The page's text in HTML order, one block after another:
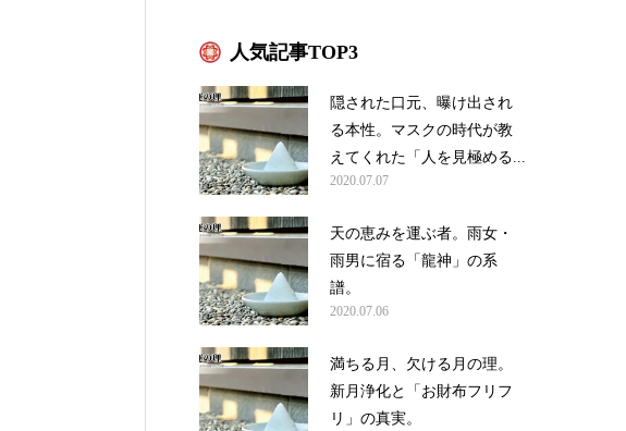
人気記事TOP3
隠された口元、曝け出され
る本性。マスクの時代が教
えてくれた「人を見極める...
2020.07.07
天の恵みを運ぶ者。雨女・
雨男に宿る「龍神」の系
譜。
2020.07.06
満ちる月、欠ける月の理。
新月浄化と「お財布フリフ
リ」の真実。